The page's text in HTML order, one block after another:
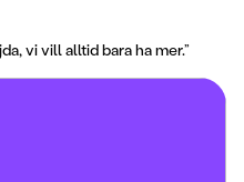
vi vill alltid bara ha mer.”